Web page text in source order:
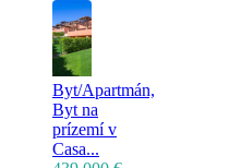
Byt/Apartmán,
Byt na
prízemí v
Casa...